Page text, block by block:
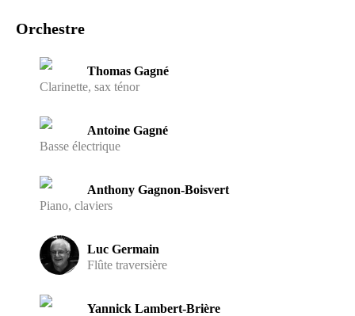
Orchestre
Thomas Gagné
Clarinette, sax ténor
Antoine Gagné
Basse électrique
Anthony Gagnon-Boisvert
Piano, claviers
Luc Germain
Flûte traversière
Yannick Lambert-Brière